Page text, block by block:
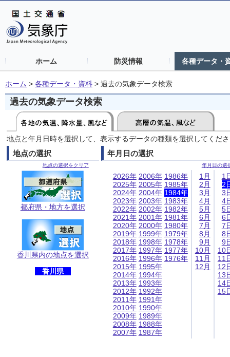
ホーム 防災情報 各種データ・
ホーム > 各種データ・資料 > 過去の気象データ検索
過去の気象データ検索
地点と年月日時を選択して、表示するデータの種類を選択してくだ
地点の選択
地点の選択をクリア
都府県・地方を選択
香川県内の地点を選択
香川県
年月日の選択
年月日の選
2026年
2025年
2024年
2023年
2022年
2021年
2020年
2019年
2018年
2017年
2016年
2015年
2014年
2013年
2012年
2011年
2010年
2009年
2008年
2007年
2006年
2005年
2004年
2003年
2002年
2001年
2000年
1999年
1998年
1997年
1996年
1995年
1994年
1993年
1992年
1991年
1990年
1989年
1988年
1987年
1986年
1985年
1984年
1983年
1982年
1981年
1980年
1979年
1978年
1977年
1976年
1月
2月
3月
4月
5月
6月
7月
8月
9月
10月
11月
12月
1
2
3
4
5
6
7
8
9
10
11
12
13
14
15